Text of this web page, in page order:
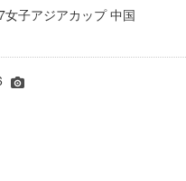
子アジアカップ 中国